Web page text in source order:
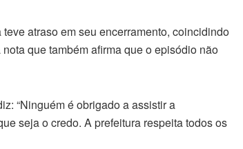
atraso em seu encerramento, coincidindo
que também afirma que o episódio não
“Ninguém é obrigado a assistir a
seja o credo. A prefeitura respeita todos os